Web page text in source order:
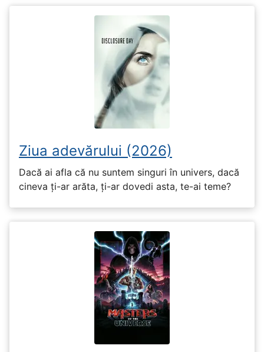
Ziua adevărului (2026)
Dacă ai afla că nu suntem singuri în univers, dacă
cineva ți-ar arăta, ți-ar dovedi asta, te-ai teme?